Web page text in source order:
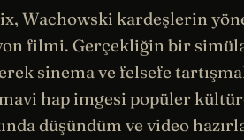
Wachowski kardeşlerin
filmi. Gerçekliğin bir
sinemave felsefe
hap imgesi popüler
düşündüm ve video